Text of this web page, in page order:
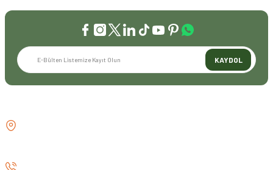
kurarak tüm Türkiye'ye hizmet vermeye başladık. 2016: Kadıköy
mağazamızın ve şimdiki Genel Merkezimizin açılışını
gerçekleştirdik. Global Markalar ve Yerli Üretim Gücü Yaklaşık
20'nin üzerinde dünya markasını Türkiye'ye getirerek outdoor
tutkunlarıyla buluşturuyoruz. Sadece ithalatla sınırlı kalmayıp;
EFEARMS, BUSHCRAFTFEST ve EFEAV tescilli markalarımızla
KAYDOL